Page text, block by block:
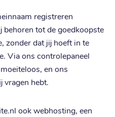
registreren
behoren tot de goedkoopste
zonder dat jij hoeft in te
Via ons controlepaneel
en ons
vragen hebt.
ook webhosting, een